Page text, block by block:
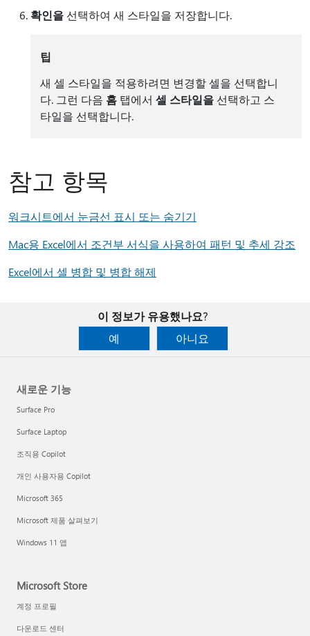
확인을 선택하여 새 스타일을 저장합니다.
팁
새 셀 스타일을 적용하려면 변경할 셀을 선택합니
다. 그런 다음 홈탭에서 셀 스타일을선택하고 스
타일을 선택합니다.
참고 항목
워크시트에서 눈금선 표시 또는 숨기기
Mac용 Excel에서 조건부 서식을 사용하여 패턴 및 추세 강조
Excel에서 셀 병합 및 병합 해제
이 정보가 유용했나요?
예
아니요
새로운 기능
Surface Pro
Surface Laptop
조직용 Copilot
개인 사용자용 Copilot
Microsoft 365
Microsoft 제품 살펴보기
Windows 11 앱
Microsoft Store
계정 프로필
다운로드 센터